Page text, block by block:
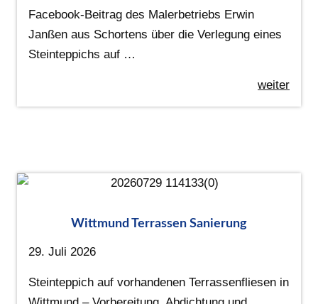
Facebook-Beitrag des Malerbetriebs Erwin
Janßen aus Schortens über die Verlegung eines
Steinteppichs auf …
weiter
Wittmund Terrassen Sanierung
29. Juli 2026
Steinteppich auf vorhandenen Terrassenfliesen in